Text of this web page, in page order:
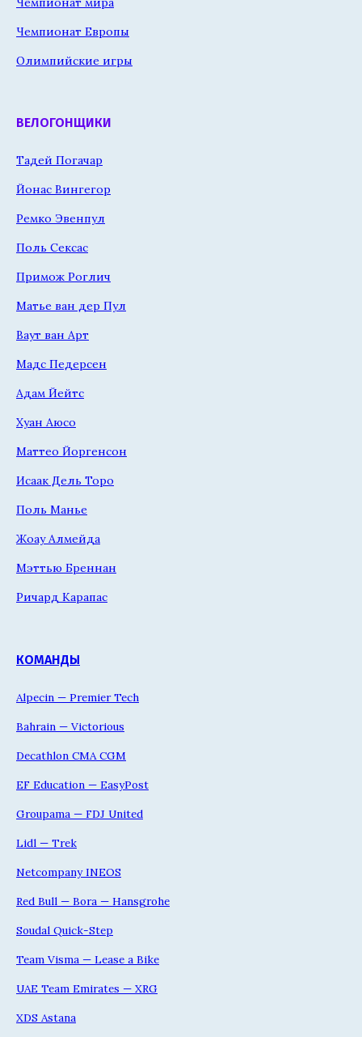
Чемпионат Европы
Олимпийские игры
ВЕЛОГОНЩИКИ
Тадей Погачар
Йонас Вингегор
Ремко Эвенпул
Поль Сексас
Примож Роглич
Матье ван дер Пул
Ваут ван Арт
Мадс Педерсен
Адам Йейтс
Хуан Аюсо
Маттео Йоргенсон
Исаак Дель Торо
Поль Манье
Жоау Алмейда
Мэттью Бреннан
Ричард Карапас
КОМАНДЫ
Alpecin — Premier Tech
Bahrain — Victorious
Decathlon CMA CGM
EF Education — EasyPost
Groupama — FDJ United
Lidl — Trek
Netcompany INEOS
Red Bull — Bora — Hansgrohe
Soudal Quick-Step
Team Visma — Lease a Bike
UAE Team Emirates — XRG
XDS Astana